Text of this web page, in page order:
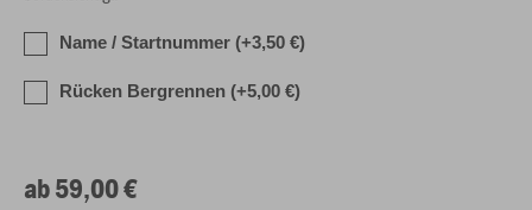
Name / Startnummer (+3,50 €)
Rücken Bergrennen (+5,00 €)
ab 59,00 €